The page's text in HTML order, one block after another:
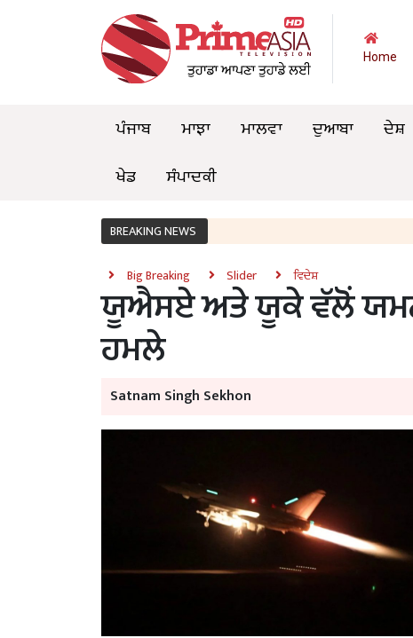
Home
ਪੰਜਾਬ ਮਾਝਾ ਮਾਲਵਾ ਦੁਆਬਾ ਦੇਸ਼
ਖੇਡ
ਸੰਪਾਦਕੀ
BREAKING NEWS
Big Breaking Slider ਵਿਦੇਸ਼
ਯੂਐਸਏ ਅਤੇ ਯੂਕੇ ਵੱਲੋਂ ਯਮਨ
ਹਮਲੇ
Satnam Singh Sekhon